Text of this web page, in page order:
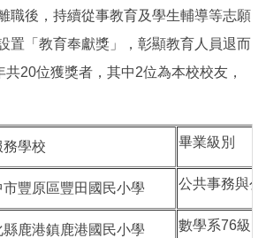
職後，持續從事教育及學生輔導等志願
置「教育奉獻獎」，彰顯教育人員退而
20位獲獎者，其中2位為本校校友，
務學校 畢業級別
市豐原區豐田國民小學 公共事務與
縣鹿港鎮鹿港國民小學 數學系76級